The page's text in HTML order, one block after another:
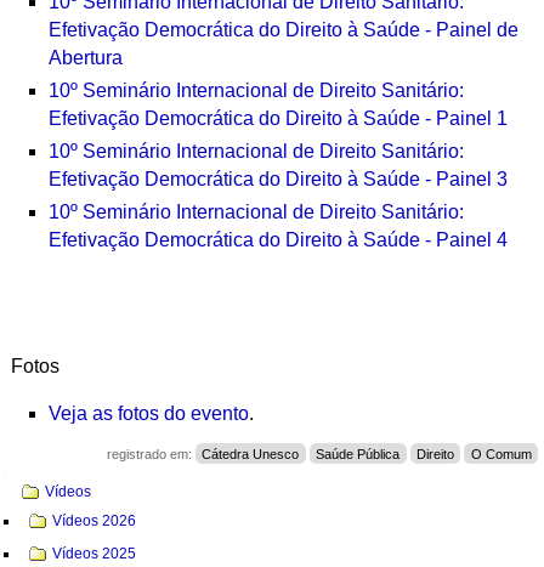
Efetivação Democrática do Direito à Saúde - Painel de
Abertura
10º Seminário Internacional de Direito Sanitário:
Efetivação Democrática do Direito à Saúde - Painel 1
10º Seminário Internacional de Direito Sanitário:
Efetivação Democrática do Direito à Saúde - Painel 3
10º Seminário Internacional de Direito Sanitário:
Efetivação Democrática do Direito à Saúde - Painel 4
Fotos
Veja as fotos do evento.
registrado em: Cátedra Unesco Saúde Pública Direito O Comum
Navegação
Vídeos
Vídeos 2026
Vídeos 2025